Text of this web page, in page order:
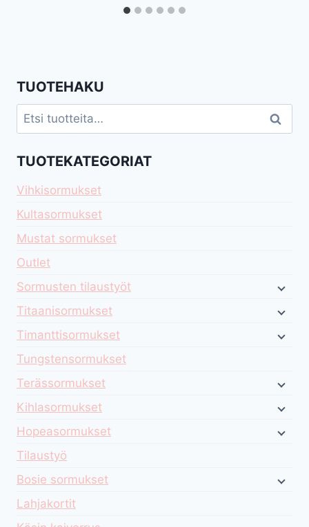
TUOTEHAKU
Etsi: Haku
TUOTEKATEGORIAT
Vihkisormukset
Kultasormukset
Mustat sormukset
Outlet
Sormusten tilaustyöt
Titaanisormukset
Timanttisormukset
Tungstensormukset
Terässormukset
Kihlasormukset
Hopeasormukset
Tilaustyö
Bosie sormukset
Lahjakortit